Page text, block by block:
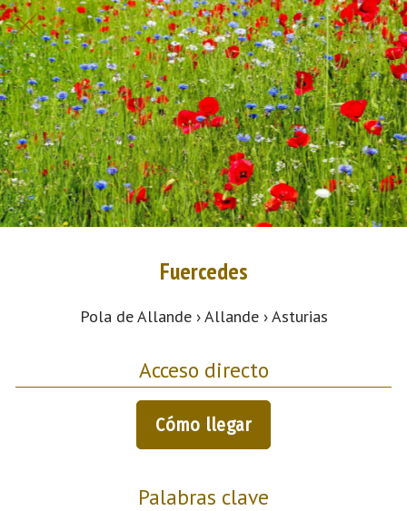
Fuercedes
Pola de Allande › Allande › Asturias
Acceso directo
Cómo llegar
Palabras clave